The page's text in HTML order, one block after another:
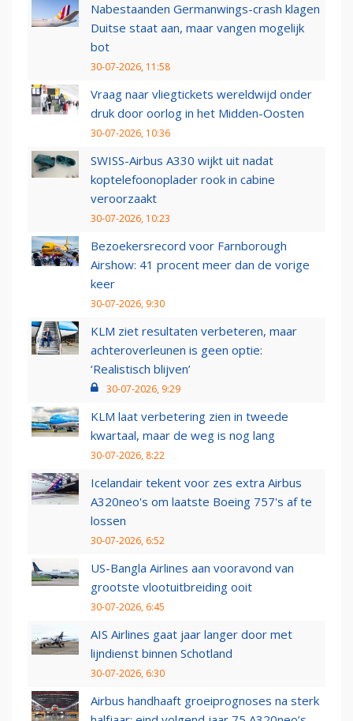
Nabestaanden Germanwings-crash klagen
Duitse staat aan, maar vangen mogelijk
bot
30-07-2026, 11:58
Vraag naar vliegtickets wereldwijd onder
druk door oorlog in het Midden-Oosten
30-07-2026, 10:36
SWISS-Airbus A330 wijkt uit nadat
koptelefoonoplader rook in cabine
veroorzaakt
30-07-2026, 10:23
Bezoekersrecord voor Farnborough
Airshow: 41 procent meer dan de vorige
keer
30-07-2026, 9:30
KLM ziet resultaten verbeteren, maar
achteroverleunen is geen optie:
‘Realistisch blijven’
30-07-2026, 9:29
KLM laat verbetering zien in tweede
kwartaal, maar de weg is nog lang
30-07-2026, 8:22
Icelandair tekent voor zes extra Airbus
A320neo's om laatste Boeing 757's af te
lossen
30-07-2026, 6:52
US-Bangla Airlines aan vooravond van
grootste vlootuitbreiding ooit
30-07-2026, 6:45
AIS Airlines gaat jaar langer door met
lijndienst binnen Schotland
30-07-2026, 6:30
Airbus handhaaft groeiprognoses na sterk